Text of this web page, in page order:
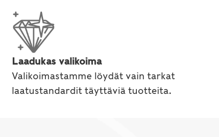
Laadukas valikoima
Valikoimastamme löydät vain tarkat
laatustandardit täyttäviä tuotteita.